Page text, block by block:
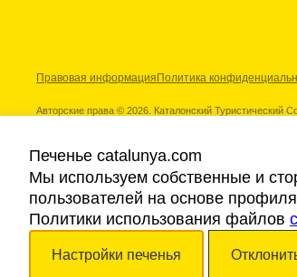
Правовая информация Политика
Авторские права © 2026. Каталонский Туристический
Наши партнеры
Печенье catalunya.com
Мы используем собственные и
пользователей на основе
Политики использования файлов
Настройки печенья